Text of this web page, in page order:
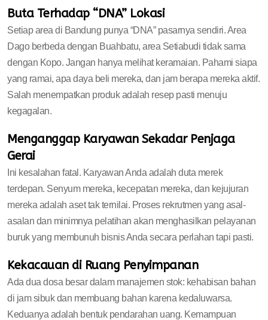
Buta Terhadap “DNA” Lokasi
Setiap area di Bandung punya “DNA” pasarnya sendiri. Area
Dago berbeda dengan Buahbatu, area Setiabudi tidak sama
dengan Kopo. Jangan hanya melihat keramaian. Pahami siapa
yang ramai, apa daya beli mereka, dan jam berapa mereka aktif.
Salah menempatkan produk adalah resep pasti menuju
kegagalan.
Menganggap Karyawan Sekadar Penjaga
Gerai
Ini kesalahan fatal. Karyawan Anda adalah duta merek
terdepan. Senyum mereka, kecepatan mereka, dan kejujuran
mereka adalah aset tak ternilai. Proses rekrutmen yang asal-
asalan dan minimnya pelatihan akan menghasilkan pelayanan
buruk yang membunuh bisnis Anda secara perlahan tapi pasti.
Kekacauan di Ruang Penyimpanan
Ada dua dosa besar dalam manajemen stok: kehabisan bahan
di jam sibuk dan membuang bahan karena kedaluwarsa.
Keduanya adalah bentuk pendarahan uang. Kemampuan